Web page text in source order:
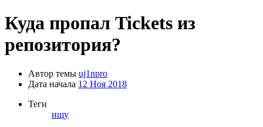
Куда пропал Tickets из
репозитория?
Автор темы uj1npro
Дата начала 12 Ноя 2018
Теги
ищу